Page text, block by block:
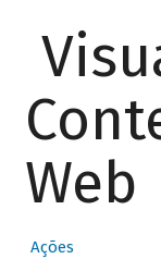
Web
Ações